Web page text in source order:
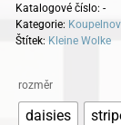
Katalogové číslo: -
Kategorie:
Štítek: Kleine Wolke
rozměr
daisies